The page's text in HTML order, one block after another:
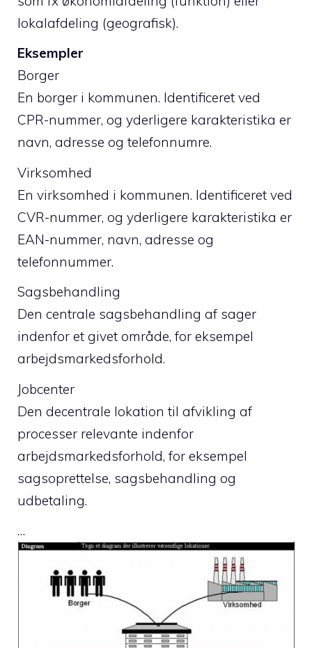
lokalafdeling (geografisk).
Eksempler
Borger
En borger i kommunen. Identificeret ved
CPR-nummer, og yderligere karakteristika er
navn, adresse og telefonnumre.
Virksomhed
En virksomhed i kommunen. Identificeret ved
CVR-nummer, og yderligere karakteristika er
EAN-nummer, navn, adresse og
telefonnummer.
Sagsbehandling
Den centrale sagsbehandling af sager
indenfor et givet område, for eksempel
arbejdsmarkedsforhold.
Jobcenter
Den decentrale lokation til afvikling af
processer relevante indenfor
arbejdsmarkedsforhold, for eksempel
sagsoprettelse, sagsbehandling og
udbetaling.
…